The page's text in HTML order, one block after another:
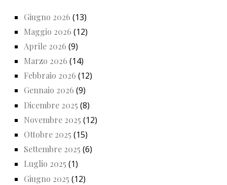
Giugno 2026 (13)
Maggio 2026 (12)
Aprile 2026 (9)
Marzo 2026 (14)
Febbraio 2026 (12)
Gennaio 2026 (9)
Dicembre 2025 (8)
Novembre 2025 (12)
Ottobre 2025 (15)
Settembre 2025 (6)
Luglio 2025 (1)
Giugno 2025 (12)